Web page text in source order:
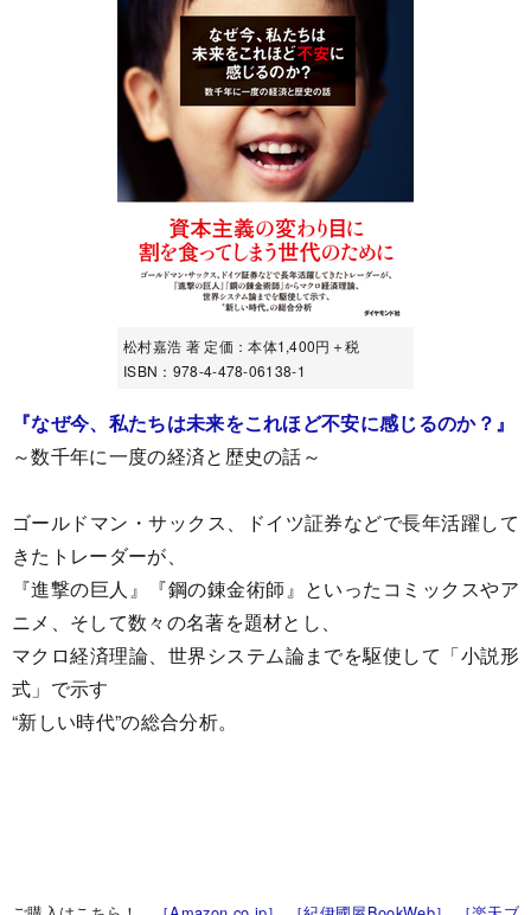
松村嘉浩 著 定価：本体1,400円＋税
ISBN：978-4-478-06138-1
『なぜ今、私たちは未来をこれほど不安に感じるのか？』
～数千年に一度の経済と歴史の話～
ゴールドマン・サックス、ドイツ証券などで長年活躍して
きたトレーダーが、
『進撃の巨人』『鋼の錬金術師』といったコミックスやア
ニメ、そして数々の名著を題材とし、
マクロ経済理論、世界システム論までを駆使して「小説形
式」で示す
“新しい時代”の総合分析。